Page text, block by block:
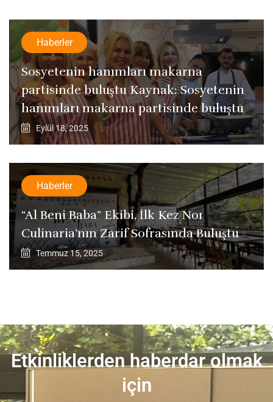
Haberler
Sosyetenin hanımları makarna
partisinde buluştu Kaynak: Sosyetenin
hanımları makarna partisinde buluştu
Eylül 18, 2025
Haberler
“Al Beni Baba” Ekibi, İlk Kez No1
Culinaria’nın Zarif Sofrasında Buluştu
Temmuz 15, 2025
Etkinliklerden haberdar olmak
için